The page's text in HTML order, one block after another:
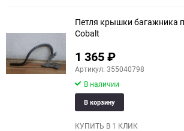
Петля крышки багажника
Cobalt
1 365₽
Артикул: 355040798
В наличии
В корзину
КУПИТЬ В 1 КЛИК